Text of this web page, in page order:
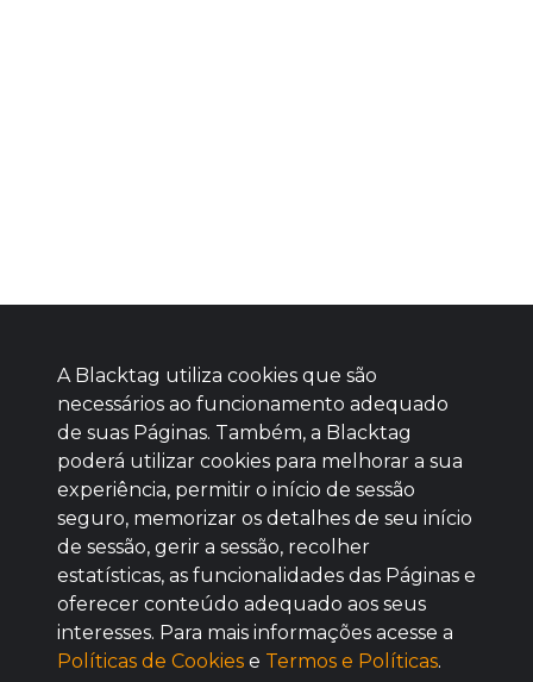
Baixe agora nosso app
A Blacktag utiliza cookies que são
necessários ao funcionamento adequado
de suas Páginas. Também, a Blacktag
poderá utilizar cookies para melhorar a sua
experiência, permitir o início de sessão
seguro, memorizar os detalhes de seu início
de sessão, gerir a sessão, recolher
estatísticas, as funcionalidades das Páginas e
oferecer conteúdo adequado aos seus
interesses. Para mais informações acesse a
Políticas de Cookies e Termos e Políticas.